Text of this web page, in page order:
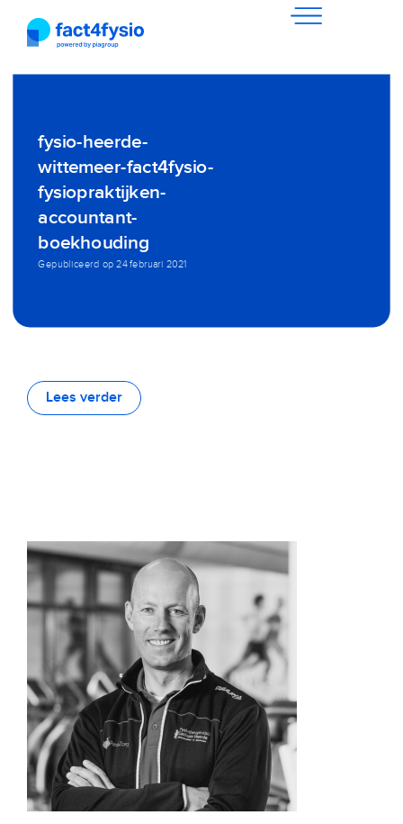
fysio-heerde-
wittemeer-fact4fysio-
fysiopraktijken-
accountant-
boekhouding
Gepubliceerd op 24 februari 2021
Lees verder